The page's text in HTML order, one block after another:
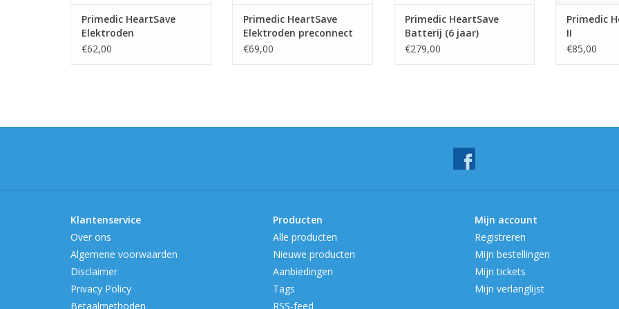
Primedic HeartSave
Elektroden
€62,00
Primedic HeartSave
Elektroden preconnect
€69,00
Primedic HeartSave
Batterij (6 jaar)
€279,00
Primedic
II
€85,00
Klantenservice
Over ons
Algemene voorwaarden
Disclaimer
Privacy Policy
Betaalmethoden
Producten
Alle producten
Nieuwe producten
Aanbiedingen
Tags
RSS-feed
Mijn account
Registreren
Mijn bestellingen
Mijn tickets
Mijn verlanglijst